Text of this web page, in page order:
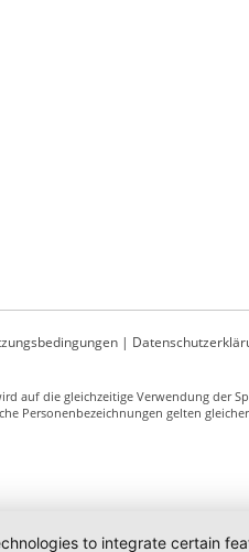
|
auf die gleichzeitige Verwendung der
Personenbezeichnungen gelten
to integrate certain